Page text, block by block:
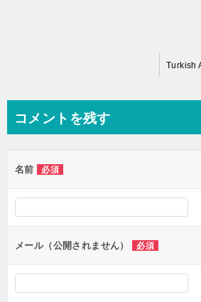
ビ
ー
シ
ョ
ン
コメントを残す
名前 必須
メール（公開されません） 必須